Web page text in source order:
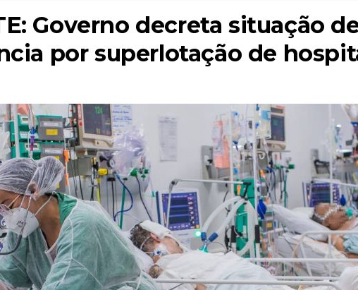
Governo decreta situação
por superlotação de